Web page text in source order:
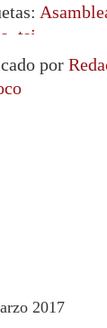
tsj
por
2017